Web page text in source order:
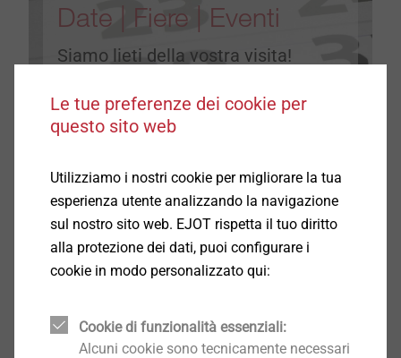
Date | Fiere | Eventi
Siamo lieti della vostra visita!
K Fair - 16.-23. Ottobre
Le tue preferenze dei cookie per
questo sito web
Utilizziamo i nostri cookie per migliorare la tua
esperienza utente analizzando la navigazione
sul nostro sito web. EJOT rispetta il tuo diritto
alla protezione dei dati, puoi configurare i
cookie in modo personalizzato qui:
Cookie di funzionalità essenziali:
Alcuni cookie sono tecnicamente necessari